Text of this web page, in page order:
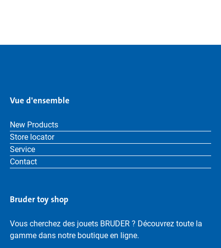
Vue d'ensemble
New Products
Store locator
Service
Contact
Bruder toy shop
Vous cherchez des jouets BRUDER ? Découvrez toute la
gamme dans notre boutique en ligne.